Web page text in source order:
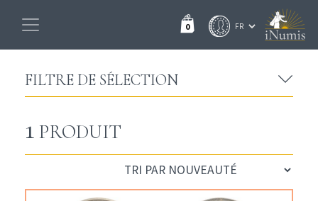
0
FILTRE DE SÉLECTION
1 PRODUIT